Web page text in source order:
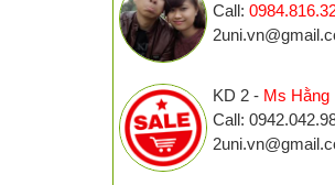
Call:
KD 2 - Ms Hằng
Call: